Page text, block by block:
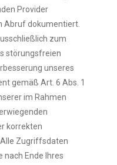
Provider
Abruf dokumentiert.
zum
störungsfreien
unseres
gemäß Art. 6 Abs. 1
im Rahmen
korrekten
Zugriffsdaten
nach Ende Ihres